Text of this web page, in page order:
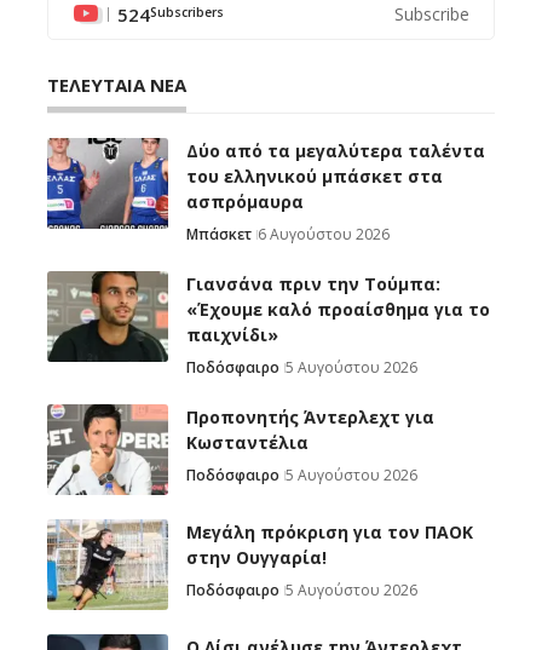
524Subscribers Subscribe
ΤΕΛΕΥΤΑΙΑ ΝΕΑ
Δύο από τα μεγαλύτερα ταλέντα
του ελληνικού μπάσκετ στα
ασπρόμαυρα
Μπάσκετ 6 Αυγούστου 2026
Γιανσάνα πριν την Τούμπα:
«Έχουμε καλό προαίσθημα για το
παιχνίδι»
Ποδόσφαιρο 5 Αυγούστου 2026
Προπονητής Άντερλεχτ για
Κωσταντέλια
Ποδόσφαιρο 5 Αυγούστου 2026
Μεγάλη πρόκριση για τον ΠΑΟΚ
στην Ουγγαρία!
Ποδόσφαιρο 5 Αυγούστου 2026